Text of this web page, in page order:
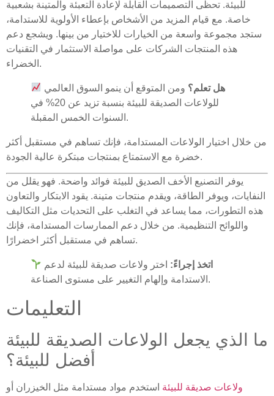
للبيئة. تحظى التصميمات القابلة لإعادة التعبئة والمتينة بشعبية
خاصة. مع قيام المزيد من الأشخاص بإعطاء الأولوية للاستدامة،
ستجد مجموعة واسعة من الخيارات للاختيار من بينها. ويشجع دعم
هذه المنتجات الشركات على مواصلة الاستثمار في التقنيات
الخضراء.
هل تعلم؟ ومن المتوقع أن ينمو السوق العالمي
للولاعات الصديقة للبيئة بنسبة تزيد عن 20% في
السنوات الخمس المقبلة.
من خلال اختيار الولاعات المستدامة، فإنك تساهم في مستقبل أكثر
خضرة مع الاستمتاع بمنتجات مبتكرة عالية الجودة.
يوفر التصنيع الأخف الصديق للبيئة فوائد واضحة. فهو يقلل من
النفايات، ويوفر الطاقة، ويقدم منتجات متينة. يقود الابتكار والتعاون
هذه التطورات، مما يساعد في التغلب على التحديات مثل التكاليف
واللوائح التنظيمية. من خلال دعم الممارسات المستدامة، فإنك
تساهم في مستقبل أكثر اخضرارًا.
اتخذ إجراءً: اختر ولاعات صديقة للبيئة لدعم
الاستدامة وإلهام التغيير على مستوى الصناعة.
التعليمات
ما الذي يجعل الولاعات الصديقة للبيئة
أفضل للبيئة؟
ولاعات صديقة للبيئة استخدم مواد مستدامة مثل الخيزران أو